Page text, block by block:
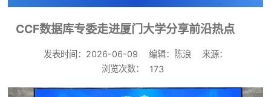
CCF数据库专委走进厦门大学分享前沿热点
发表时间：2026-06-09 编辑：陈浪
来源：
浏览次数：
173